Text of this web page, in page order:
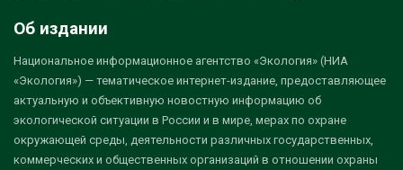
Об издании
Национальное информационное агентство «Экология» (НИА
«Экология») — тематическое интернет-издание, предоставляющее
актуальную и объективную новостную информацию об
экологической ситуации в России и в мире, мерах по охране
окружающей среды, деятельности различных государственных,
коммерческих и общественных организаций в отношении охраны